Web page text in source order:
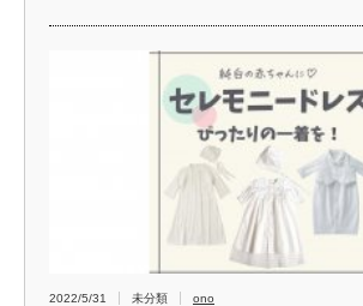
2022/5/31 未分類 ono